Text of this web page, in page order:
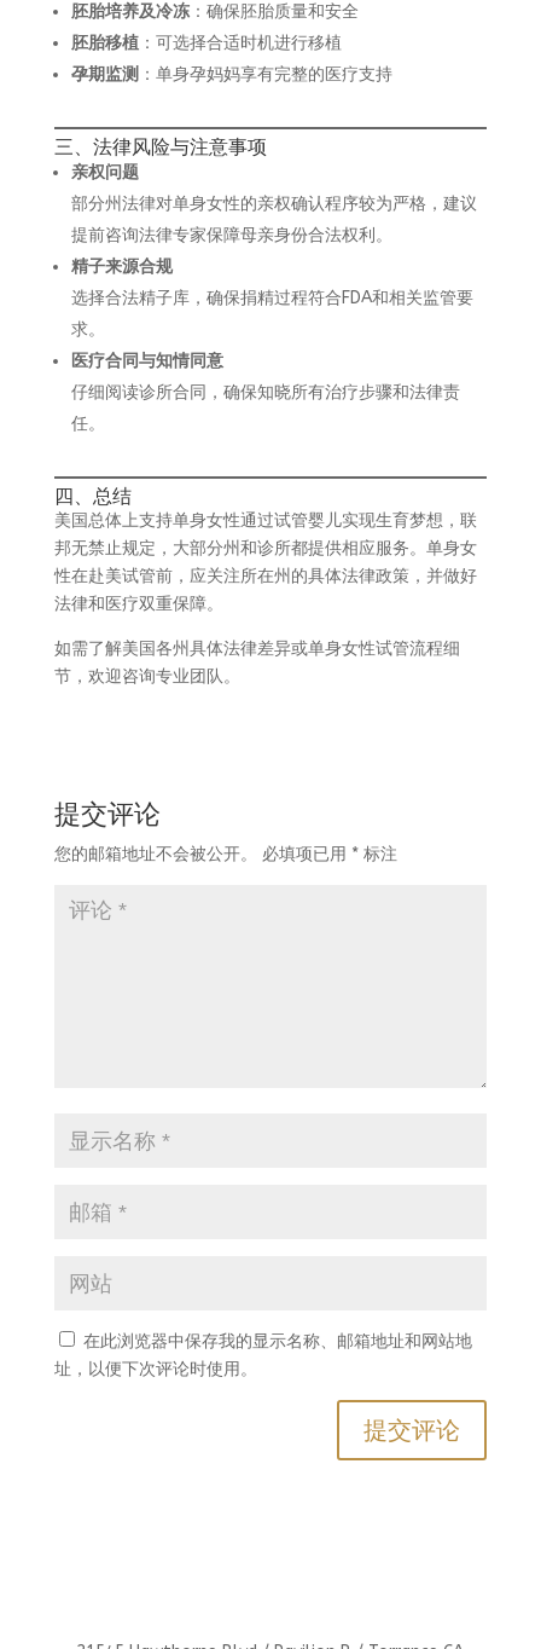
胚胎培养及冷冻：确保胚胎质量和安全
胚胎移植：可选择合适时机进行移植
孕期监测 ：单身孕妈妈享有完整的医疗支持
三、法律风险与注意事项
亲权问题
部分州法律对单身女性的亲权确认程序较为严格，建议
提前咨询法律专家保障母亲身份合法权利。
精子来源合规
选择合法精子库，确保捐精过程符合FDA和相关监管要
求。
医疗合同与知情同意
仔细阅读诊所合同，确保知晓所有治疗步骤和法律责
任。
四、总结
美国总体上支持单身女性通过试管婴儿实现生育梦想，联
邦无禁止规定，大部分州和诊所都提供相应服务。单身女
性在赴美试管前，应关注所在州的具体法律政策，并做好
法律和医疗双重保障。
如需了解美国各州具体法律差异或单身女性试管流程细
节，欢迎咨询专业团队。
提交评论
您的邮箱地址不会被公开。 必填项已用 *标注
在此浏览器中保存我的显示名称、邮箱地址和网站地
址，以便下次评论时使用。